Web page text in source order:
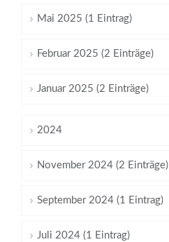
Mai 2025 (1 Eintrag)
Februar 2025 (2 Einträge)
Januar 2025 (2 Einträge)
2024
November 2024 (2 Einträge)
September 2024 (1 Eintrag)
Juli 2024 (1 Eintrag)